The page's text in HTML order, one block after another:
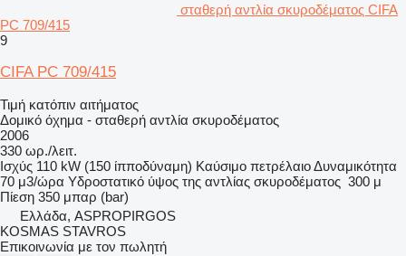
σταθερή αντλία σκυροδέματος CIFA
PC 709/415
9
CIFA PC 709/415
Τιμή κατόπιν αιτήματος
Δομικό όχημα - σταθερή αντλία σκυροδέματος
2006
330 ωρ./λειτ.
Ισχύς 110 kW (150 ίπποδύναμη) Καύσιμο πετρέλαιοΔυναμικότητα
70 μ3/ώρα Υδροστατικό ύψος της αντλίας σκυροδέματος 300 μ
Πίεση 350 μπαρ (bar)
Ελλάδα, ASPROPIRGOS
KOSMAS STAVROS
Επικοινωνία με τον πωλητή